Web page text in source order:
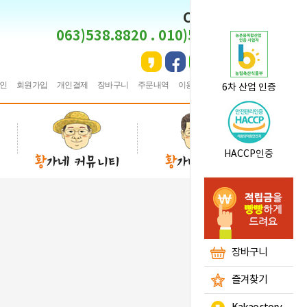
CS CENTER
063)538.8820 . 010)5495.8820
회원가입 개인결제 장바구니 주문내역 이용안내 ★즐겨찾기
6차 산업 인증
HACCP인증
장바구니
즐겨찾기